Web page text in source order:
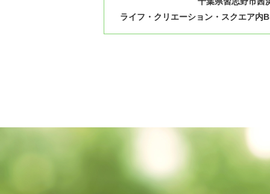
ライフ・クリエーション・スクエア内